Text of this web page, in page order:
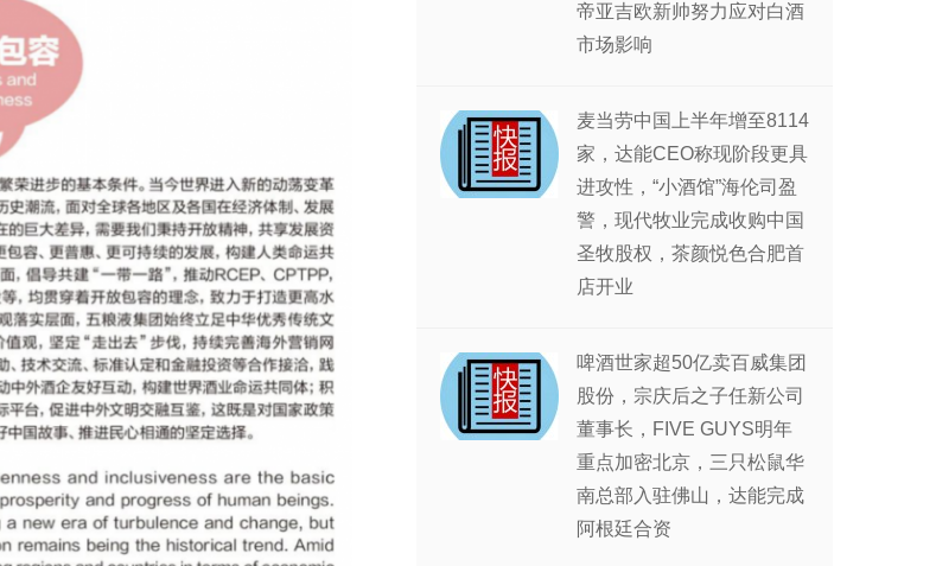
帝亚吉欧新帅努力应对白酒
市场影响
麦当劳中国上半年增至8114
家，达能CEO称现阶段更具
进攻性，“小酒馆”海伦司盈
警，现代牧业完成收购中国
圣牧股权，茶颜悦色合肥首
店开业
啤酒世家超50亿卖百威集团
股份，宗庆后之子任新公司
董事长，FIVE GUYS明年
重点加密北京，三只松鼠华
南总部入驻佛山，达能完成
阿根廷合资